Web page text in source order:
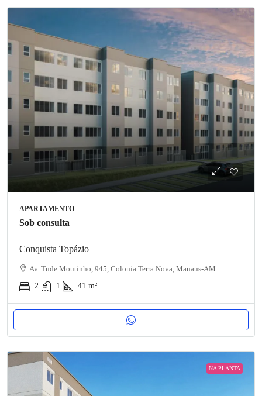
APARTAMENTO
Sob consulta
Conquista Topázio
Av. Tude Moutinho, 945, Colonia Terra Nova, Manaus-AM
2
1 41 m²
NA PLANTA